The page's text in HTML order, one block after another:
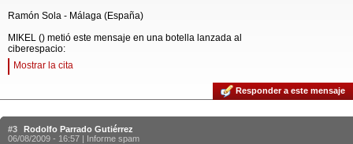
Ramón Sola - Málaga (España)
MIKEL () metió este mensaje en una botella lanzada al
ciberespacio:
Mostrar la cita
Responder a este mensaje
#3
Rodolfo Parrado Gutiérrez
06/08/2009 - 16:57 | Informe spam